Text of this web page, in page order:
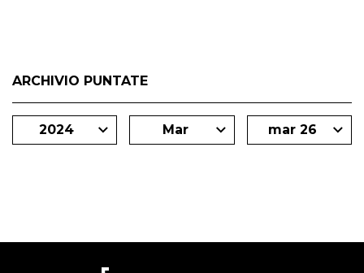
ARCHIVIO PUNTATE
2024 Mar mar 26